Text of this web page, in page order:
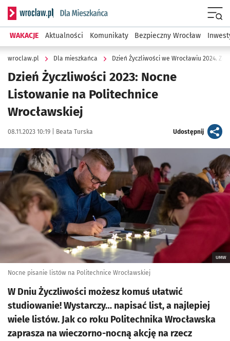
Serwis informacyjny wroclaw.pl podserwis: Dla mieszkańca
WAKACJE Aktualności Komunikaty Bezpieczny Wrocław
wroclaw.pl Dla mieszkańca Dzień Życzliwości we Wrocławiu 2024.
Dzień Życzliwości 2023: Nocne
Listowanie na Politechnice
Wrocławskiej
Data publikacji:
08.11.2023 10:19 | Autor:
Beata Turska Udostępnijartykuł
Kliknij, aby powiększyć
UMW
Nocne pisanie listów na Politechnice Wrocławskiej
W Dniu Życzliwości możesz komuś ułatwić
studiowanie! Wystarczy… napisać list, a najlepiej
wiele listów. Jak co roku Politechnika Wrocławska
zaprasza na wieczorno-nocną akcję na rzecz